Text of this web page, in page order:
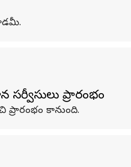
ప్రారంభం
కానుంది.